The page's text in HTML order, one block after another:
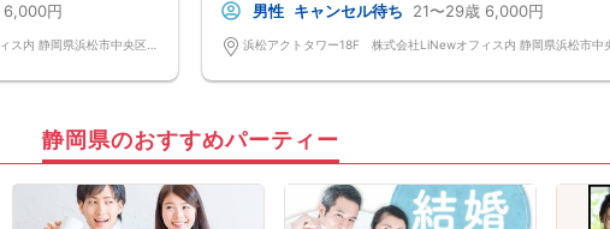
6,000円
浜松アクトタワー18F 株式会社LiNewオフィス内 静岡県浜松市中央区板屋町111-2 浜松アクトタワー18F
男性 キャンセル待ち 21〜29歳 6,000円
静岡県のおすすめパーティー